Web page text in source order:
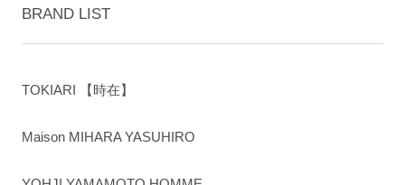
BRAND LIST
TOKIARI 【時在】
Maison MIHARA YASUHIRO